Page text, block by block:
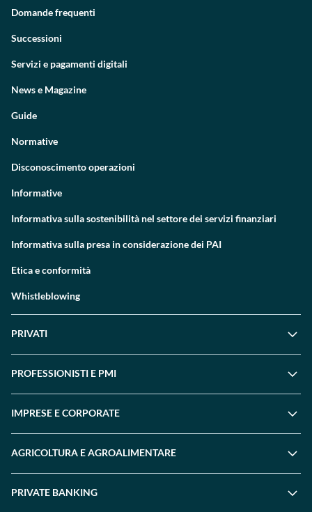
Domande frequenti
Successioni
Servizi e pagamenti digitali
News e Magazine
Guide
Normative
Disconoscimento operazioni
Informative
Informativa sulla sostenibilità nel settore dei servizi finanziari
Informativa sulla presa in considerazione dei PAI
Etica e conformità
Whistleblowing
PRIVATI
PROFESSIONISTI E PMI
IMPRESE E CORPORATE
AGRICOLTURA E AGROALIMENTARE
PRIVATE BANKING